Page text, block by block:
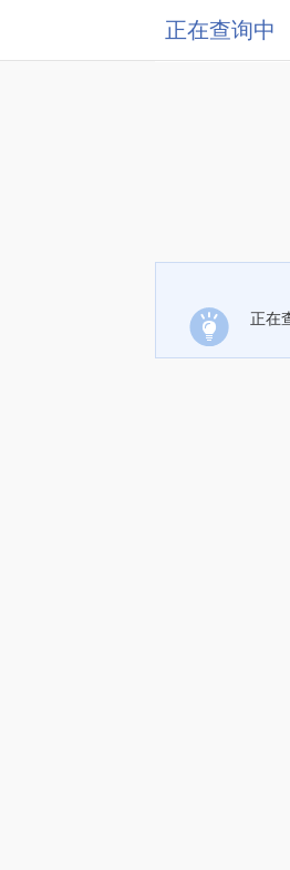
正在查询中
正在